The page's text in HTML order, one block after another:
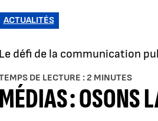
Le défi de la communication
ACTUALITÉS
DE LECTURE : 2 MINUTES
MÉDIAS : OSONS